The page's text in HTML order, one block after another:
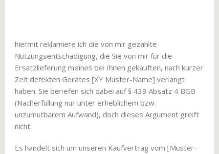
hiermit reklamiere ich die von mir gezahlte
Nutzungsentschädigung, die Sie von mir für die
Ersatzlieferung meines bei Ihnen gekauften, nach kurzer
Zeit defekten Gerätes [XY Muster-Name] verlangt
haben. Sie beriefen sich dabei auf § 439 Absatz 4 BGB
(Nacherfüllung nur unter erheblichem bzw.
unzumutbarem Aufwand), doch dieses Argument greift
nicht.
Es handelt sich um unseren Kaufvertrag vom [Muster-